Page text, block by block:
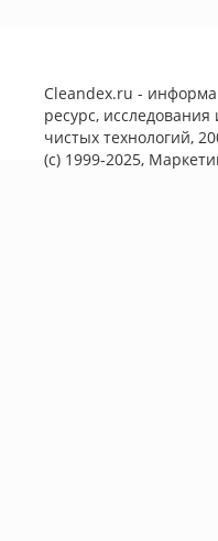
Cleandex.ru -
ресурс, исследования
чистых технологий,
(с) 1999-2025,